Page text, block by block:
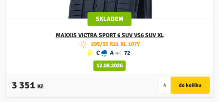
SKLADEM
MAXXISVICTRA SPORT 6 SUV VS6 SUV XL
295/35 R21 XL 107Y
C
A
72
12.08.2026
3 351 Kč